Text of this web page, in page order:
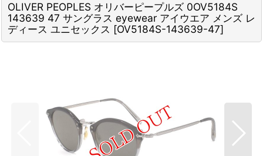
OLIVER PEOPLES オリバーピープルズ 0OV5184S
143639 47 サングラス eyewear アイウエア メンズ レ
ディース ユニセックス [OV5184S-143639-47]